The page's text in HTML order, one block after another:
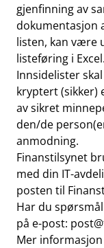
gjenfinning av
dokumentasjon
listen, kan være
listeføring i Excel.
Innsidelister
kryptert (sikker)
av sikret
den/de
anmodning.
Finanstilsynet
med din IT-
posten til
Har du
på e-post:
Mer